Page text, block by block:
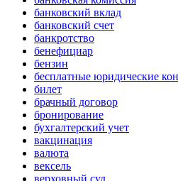
банковский вклад
банковский счет
банкротство
бенефициар
бензин
бесплатные юридические
билет
брачный договор
бронирование
бухгалтерский учет
вакцинация
валюта
вексель